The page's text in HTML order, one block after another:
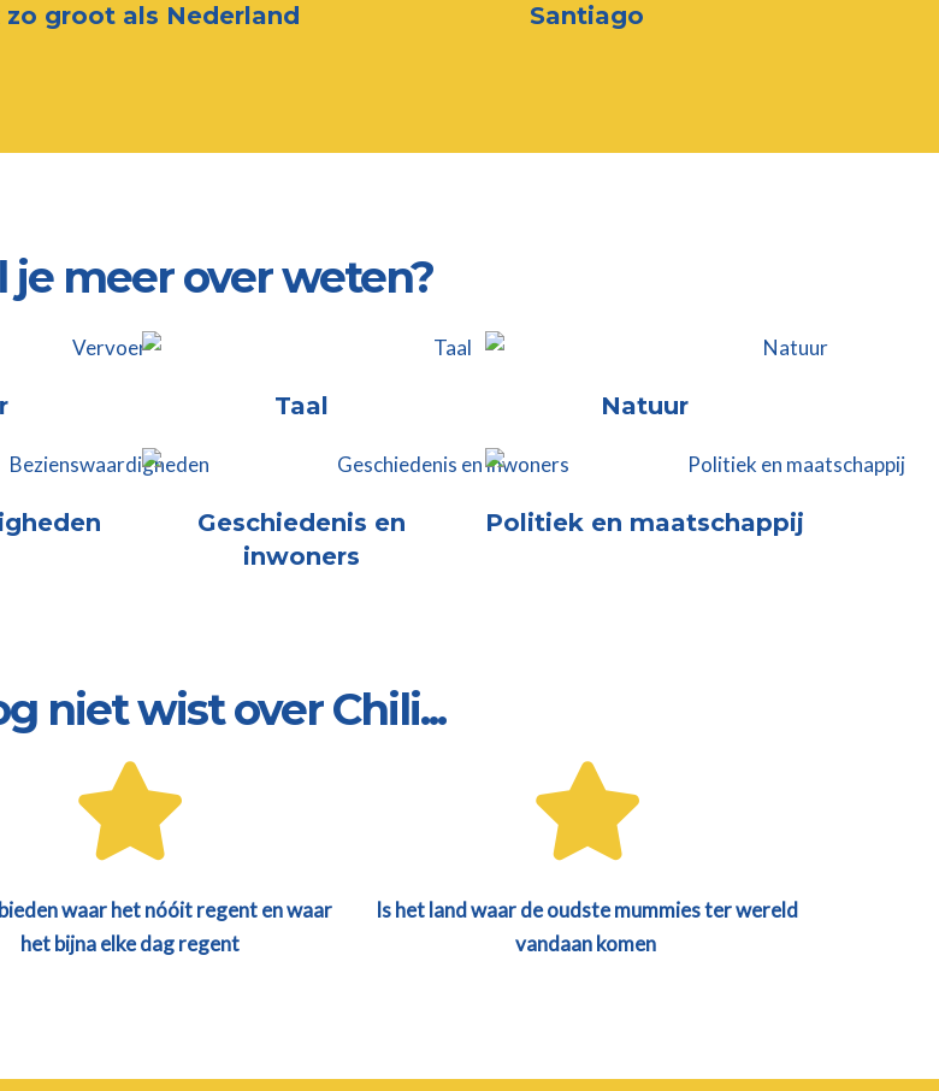
zo groot als Nederland Santiago
je meer over weten?
Taal Natuur
Geschiedenis en
inwoners
Politiek en maatschappij
niet wist over Chili...
waar het nóóit regent en waar
het bijna elke dag regent
Is het land waar de oudste mummies ter wereld
vandaan komen